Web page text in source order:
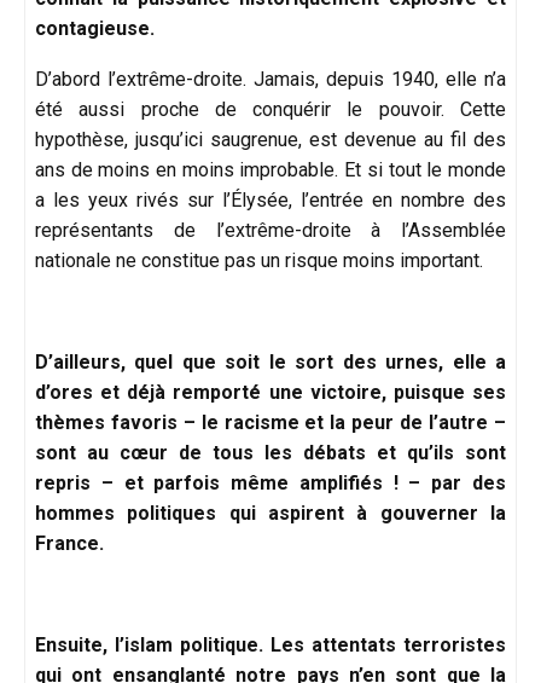
contagieuse.
D’abord l’extrême-droite. Jamais, depuis 1940, elle n’a
été aussi proche de conquérir le pouvoir. Cette
hypothèse, jusqu’ici saugrenue, est devenue au fil des
ans de moins en moins improbable. Et si tout le monde
a les yeux rivés sur l’Élysée, l’entrée en nombre des
représentants de l’extrême-droite à l’Assemblée
nationale ne constitue pas un risque moins important.
D’ailleurs, quel que soit le sort des urnes, elle a
d’ores et déjà remporté une victoire, puisque ses
thèmes favoris – le racisme et la peur de l’autre –
sont au cœur de tous les débats et qu’ils sont
repris – et parfois même amplifiés ! – par des
hommes politiques qui aspirent à gouverner la
France.
Ensuite, l’islam politique. Les attentats terroristes
qui ont ensanglanté notre pays n’en sont que la